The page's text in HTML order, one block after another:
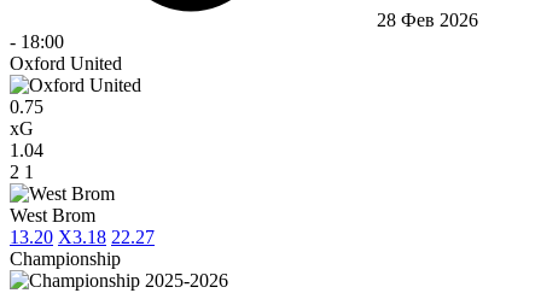
28 Фев 2026
- 18:00
Oxford United
0.75
xG
1.04
2 1
West Brom
13.20 X3.18 22.27
Championship